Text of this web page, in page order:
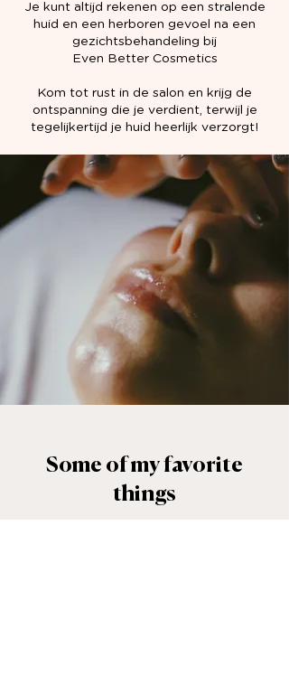
Je kunt altijd rekenen op een stralende
huid en een herboren gevoel na een
gezichtsbehandeling bij
Even Better Cosmetics
Kom tot rust in de salon en krijg de
ontspanning die je verdient, terwijl je
tegelijkertijd je huid heerlijk verzorgt!
Some of my favorite
things